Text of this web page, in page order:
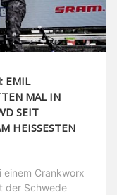
EMIL
MAL IN
SEIT B
TA
Crankworx
der Schwede